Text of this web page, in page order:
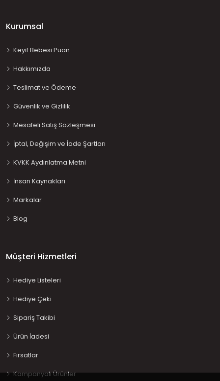
Kurumsal
Keyif Bebesi Puan
Hakkımızda
Teslimat ve Ödeme
Güvenlik ve Gizlilik
Mesafeli Satış Sözleşmesi
İptal, Değişim ve İade Şartları
KVKK Aydınlatma Metni
İnsan Kaynakları
Markalar
Blog
Müşteri Hizmetleri
Hediye Listeleri
Hediye Çeki
Sipariş Takibi
Ürün İadesi
Fırsatlar
Kampanyalı Ürünler